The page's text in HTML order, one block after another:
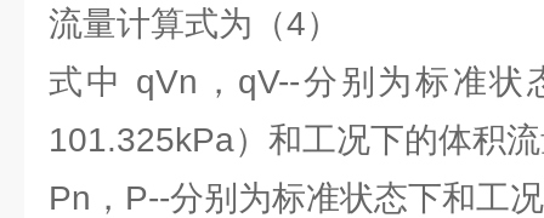
流量计算式为（4）
式中 qVn，qV--分别为标准状
101.325kPa）和工况下的体积
Pn，P--分别为标准状态下和工